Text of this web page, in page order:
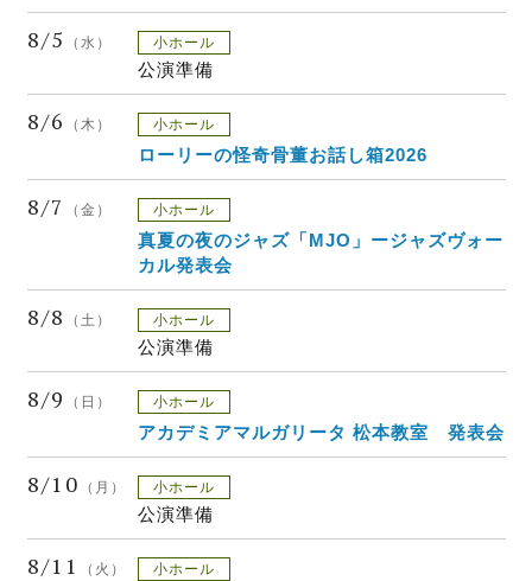
8/5 （水） 小ホール
公演準備
8/6 （木） 小ホール
ローリーの怪奇骨董お話し箱2026
8/7 （金） 小ホール
真夏の夜のジャズ「MJO」ージャズヴォー
カル発表会
8/8 （土） 小ホール
公演準備
8/9 （日） 小ホール
アカデミアマルガリータ 松本教室 発表会
8/10 （月） 小ホール
公演準備
8/11 （火） 小ホール